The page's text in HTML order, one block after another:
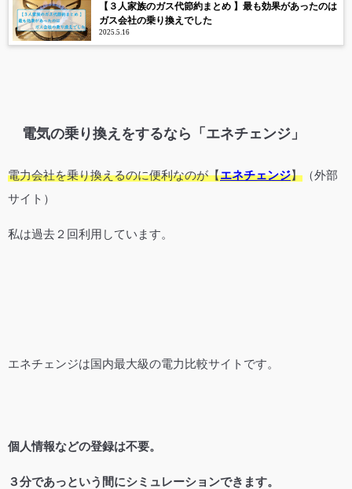
【３人家族のガス代節約まとめ 】最も効果があったのは
ガス会社の乗り換えでした
2025.5.16
電気の乗り換えをするなら「エネチェンジ」
電力会社を乗り換えるのに便利なのが【エネチェンジ】 （外部
サイト）
私は過去２回利用しています。
エネチェンジは国内最大級の電力比較サイトです。
個人情報などの登録は不要。
３分であっという間にシミュレーションできます。